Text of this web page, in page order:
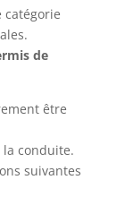
catégorie
de
être
conduite.
suivantes